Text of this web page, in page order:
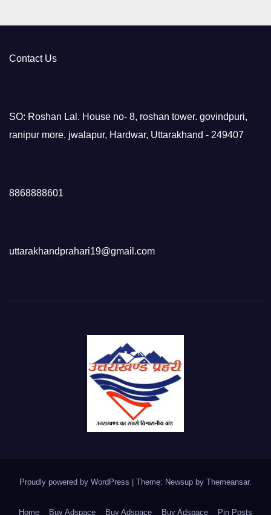
Contact Us
SO: Roshan Lal. House no- 8, roshan tower. govindpuri,
ranipur more. jwalapur, Hardwar, Uttarakhand - 249407
8868888601
uttarakhandprahari19@gmail.com
Proudly powered by WordPress Theme: Newsup by Themeansar.
Home Buy Adspace Buy Adspace Buy Adspace Pin Posts